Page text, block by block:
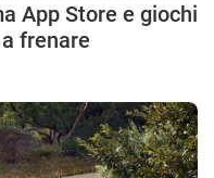
App Store e giochi
frenare